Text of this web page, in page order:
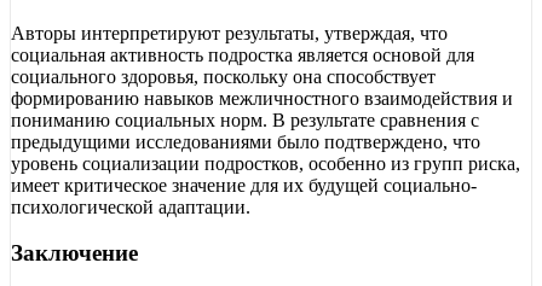
Авторы интерпретируют результаты, утверждая, что
социальная активность подростка является основой для
социального здоровья, поскольку она способствует
формированию навыков межличностного взаимодействия и
пониманию социальных норм. В результате сравнения с
предыдущими исследованиями было подтверждено, что
уровень социализации подростков, особенно из групп риска,
имеет критическое значение для их будущей социально-
психологической адаптации.
Заключение